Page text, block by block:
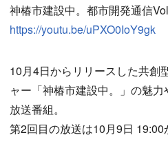
神椿市建設中。都市開発通信
https://youtu.be/uPXO0IoY9gk
10月4日からリリースした共創
ャー「神椿市建設中。」の魅
放送番組。
第2回目の放送は10月9日 19:00